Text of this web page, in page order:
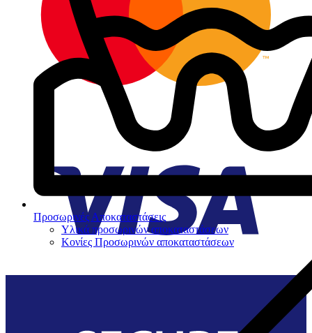
Προσωρινές Αποκαταστάσεις
Υλικά προσωρινών αποκαταστάσεων
Κονίες Προσωρινών αποκαταστάσεων